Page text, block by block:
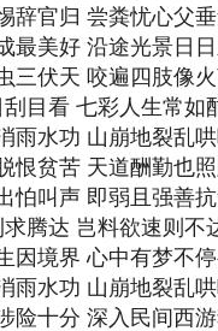
辞官归 尝粪忧心父
最美好 沿途光景日
三伏天 咬遍四肢像
目看 七彩人生常如
雨水功 山崩地裂乱
恨贫苦 天道酬勤也
怕叫声 即弱且强善
腾达 岂料欲速则不
因境界 心中有梦不
雨水功 山崩地裂乱
险十分 深入民间西